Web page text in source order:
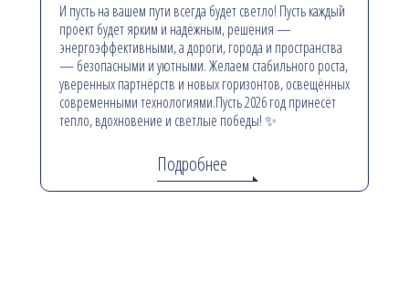
И пусть на вашем пути всегда будет светло! Пусть каждый
проект будет ярким и надёжным, решения —
энергоэффективными, а дороги, города и пространства
— безопасными и уютными. Желаем стабильного роста,
уверенных партнёрств и новых горизонтов, освещённых
современными технологиями.Пусть 2026 год принесёт
тепло, вдохновение и светлые победы! ✨
Подробнее